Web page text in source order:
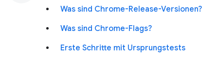
Was sind Chrome-Release-Versionen?
Was sind Chrome-Flags?
Erste Schritte mit Ursprungstests